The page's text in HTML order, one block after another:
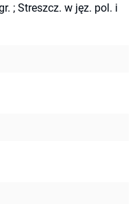
; Streszcz. w jęz. pol. i